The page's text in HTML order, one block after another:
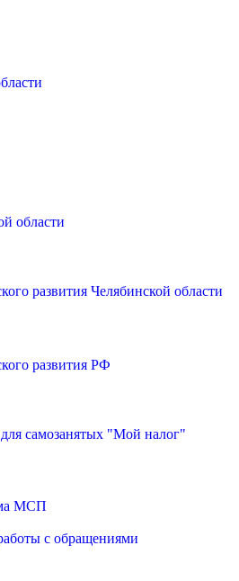
области
развития Челябинской области
развития РФ
самозанятых "Мой налог"
МСП
с обращениями